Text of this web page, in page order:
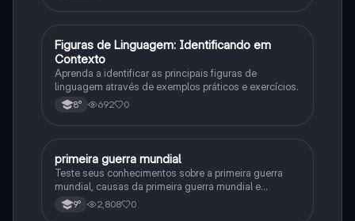
FPortuguês
Figuras de Linguagem: Identificando em
Contexto
Aprenda a identificar as principais figuras de
linguagem através de exemplos práticos e exercícios.
8° 692 0
História
primeira guerra mundial
Teste seus conhecimentos sobre a primeira guerra
mundial, causas da primeira guerra mundial e
consequências da Primeira Guerra Mundial, fases da
primeira guerra mundial
9° 2,808 0